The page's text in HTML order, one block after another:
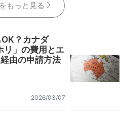
もっと見る
？カナダ
リ」の費用とエ
由の申請方法
2026/03/07